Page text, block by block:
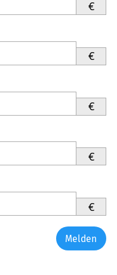
€
€
€
€
€
Melden